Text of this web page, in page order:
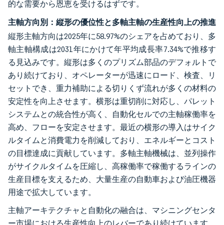
的な需要から恩恵を受けるはずです。
主軸方向別：縦形の優位性と多軸主軸の生産性向上の推進
縦形主軸方向は2025年に58.97%のシェアを占めており、多
軸主軸構成は2031年にかけて年平均成長率7.34%で推移す
る見込みです。縦形は多くのプリズム部品のデフォルトで
あり続けており、オペレーターが迅速にロード、検査、リ
セットでき、重力補助による切りくず流れが多くの材料の
安定性を向上させます。横形は重切削に対応し、パレット
システムとの統合性が高く、自動化セルでの主軸稼働率を
高め、フローを安定させます。最近の横形の導入はサイク
ルタイムと消費電力を削減しており、エネルギーとコスト
の目標達成に貢献しています。多軸主軸機械は、並列操作
がサイクルタイムを圧縮し、高稼働率で稼働するラインの
生産目標を支えるため、大量生産の自動車および油圧機器
用途で拡大しています。
主軸アーキテクチャと自動化の融合は、マシニングセンタ